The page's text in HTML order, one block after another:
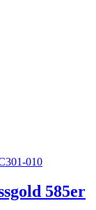
585er